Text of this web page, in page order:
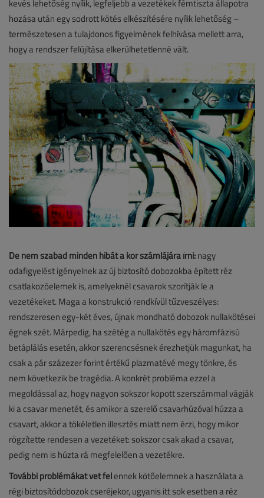
kevés lehetőség nyílik, legfeljebb a vezetékek fémtiszta állapotra
hozása után egy sodrott kötés elkészítésére nyílik lehetőség –
természetesen a tulajdonos figyelmének felhívása mellett arra,
hogy a rendszer felújítása elkerülhetetlenné vált.
De nem szabad minden hibát a kor számlájára írni:nagy
odafigyelést igényelnek az új biztosító dobozokba épített réz
csatlakozóelemek is, amelyeknél csavarok szorítják le a
vezetékeket. Maga a konstrukció rendkívül tűzveszélyes:
rendszeresen egy-két éves, újnak mondható dobozok nullakötései
égnek szét. Márpedig, ha szétég a nullakötés egy háromfázisú
betáplálás esetén, akkor szerencsésnek érezhetjük magunkat, ha
csak a pár százezer forint értékű plazmatévé megy tönkre, és
nem következik be tragédia. A konkrét probléma ezzel a
megoldással az, hogy nagyon sokszor kopott szerszámmal vágják
ki a csavar menetét, és amikor a szerelő csavarhúzóval húzza a
csavart, akkor a tökéletlen illesztés miatt nem érzi, hogy mikor
rögzítette rendesen a vezetéket: sokszor csak akad a csavar,
pedig nem is húzta rá megfelelően a vezetékre.
További problémákat vet felennek kötőelemnek a használata a
régi biztosítódobozok cseréjekor, ugyanis itt sok esetben a réz